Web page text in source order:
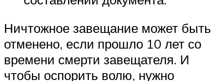
Ничтожное завещание может быть
отменено, если прошло 10 лет со
времени смерти завещателя. И
чтобы оспорить волю, нужно